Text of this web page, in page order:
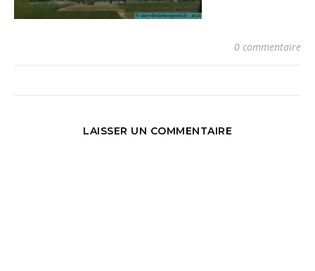
0 commentaire
LAISSER UN COMMENTAIRE